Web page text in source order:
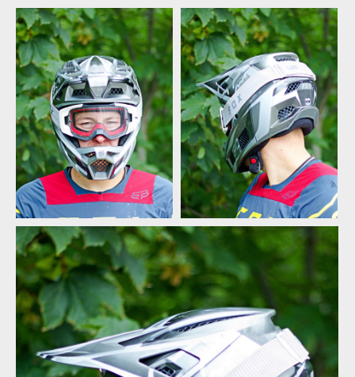
Test: Fox Rampage Pro
Carbon - nabídne nejlepší
ochranu pro tvou hlavu
Test: Fox Rampage Pro
Carbon - nabídne nejlepší
ochranu pro tvou hlavu
Test: Fox Rampage Pro
Carbon - nabídne nejlepší
ochranu pro tvou hlavu
Test: Fox Rampage Pro
Carbon - nabídne nejlepší
ochranu pro tvou hlavu